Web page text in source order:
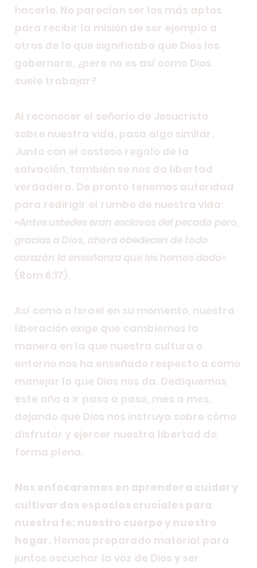
hacerlo. No parecían ser los más aptos
para recibir la misión de ser ejemplo a
otros de lo que significaba que Dios los
gobernara, ¿pero no es así como Dios
suele trabajar?
Al reconocer el señorío de Jesucristo
sobre nuestra vida, pasa algo similar.
Junto con el costoso regalo de la
salvación, también se nos da libertad
verdadera. De pronto tenemos autoridad
para redirigir el rumbo de nuestra vida:
«Antes ustedes eran esclavos del pecado pero,
gracias a Dios, ahora obedecen de todo
corazón la enseñanza que les hemos dado»
(Rom 6:17).
Así como a Israel en su momento, nuestra
liberación exige que cambiemos la
manera en la que nuestra cultura o
entorno nos ha enseñado respecto a cómo
manejar lo que Dios nos da. Dediquemos
este año a ir paso a paso, mes a mes,
dejando que Dios nos instruya sobre cómo
disfrutar y ejercer nuestra libertad de
forma plena.
Nos enfocaremos en aprender a cuidar y
cultivar dos espacios cruciales para
nuestra fe: nuestro cuerpo y nuestro
hogar. Hemos preparado material para
juntos escuchar la voz de Dios y ser